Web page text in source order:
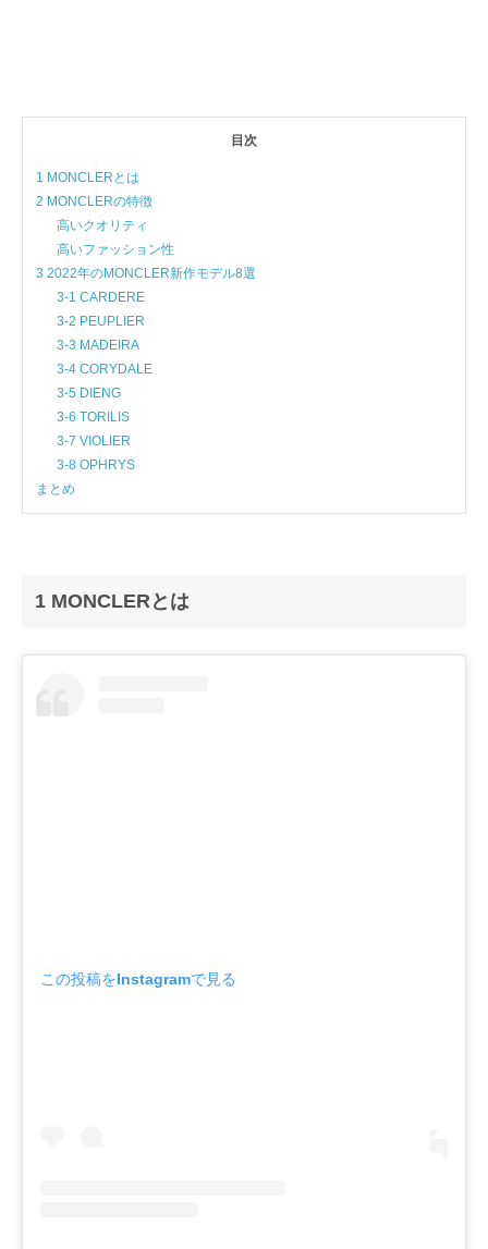
目次
1 MONCLERとは
2 MONCLERの特徴
高いクオリティ
高いファッション性
3 2022年のMONCLER新作モデル8選
3-1 CARDERE
3-2 PEUPLIER
3-3 MADEIRA
3‐4 CORYDALE
3-5 DIENG
3‐6 TORILIS
3‐7 VIOLIER
3‐8 OPHRYS
まとめ
1 MONCLERとは
この投稿をInstagramで見る